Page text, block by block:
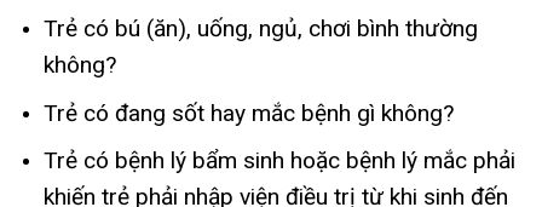
Trẻ có bú (ăn), uống, ngủ, chơi bình thường
không?
Trẻ có đang sốt hay mắc bệnh gì không?
Trẻ có bệnh lý bẩm sinh hoặc bệnh lý mắc phải
khiến trẻ phải nhập viện điều trị từ khi sinh đến